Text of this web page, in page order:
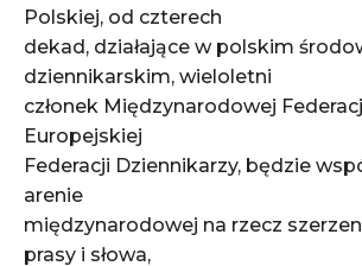
Polskiej, od czterech
dekad, działające w polskim
dziennikarskim, wieloletni
członek Międzynarodowej
Europejskiej
Federacji Dziennikarzy, będzie
arenie
międzynarodowej na rzecz
prasy i słowa,